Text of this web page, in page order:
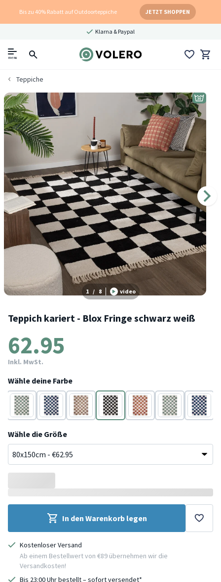
Bis zu 40% Rabatt auf Outdoorteppiche JETZT SHOPPEN
Klarna & Paypal
menu
Teppiche
1 / 8 video
Teppich kariert - Blox Fringe schwarz weiß
62.95
Inkl. MwSt.
Wähle deine Farbe
Weiß Blau Beige SchwarzTerracottaWeiß Blau
Wähle die Größe
In den Warenkorb legen
Kostenloser Versand
Ab einem Bestellwert von €89 übernehmen wir die
Versandkosten!
Bis 23:00 Uhr bestellt – sofort versendet*